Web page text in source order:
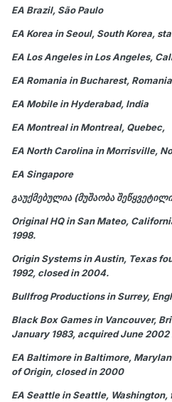
EA Brazil, São Paulo
EA Korea in Seoul, South Korea,
EA Los Angeles in Los Angeles,
EA Romania in Bucharest,
EA Mobile in Hyderabad, India
EA Montreal in Montreal, Quebec,
EA North Carolina in Morrisville,
EA Singapore
გაუქმებულია (მუშაობა
Original HQ in San Mateo,
1998.
Origin Systems in Austin, Texas
1992, closed in 2004.
Bullfrog Productions in Surrey,
Black Box Games in Vancouver,
January 1983, acquired June
EA Baltimore in Baltimore,
of Origin, closed in 2000
EA Seattle in Seattle, Washington,